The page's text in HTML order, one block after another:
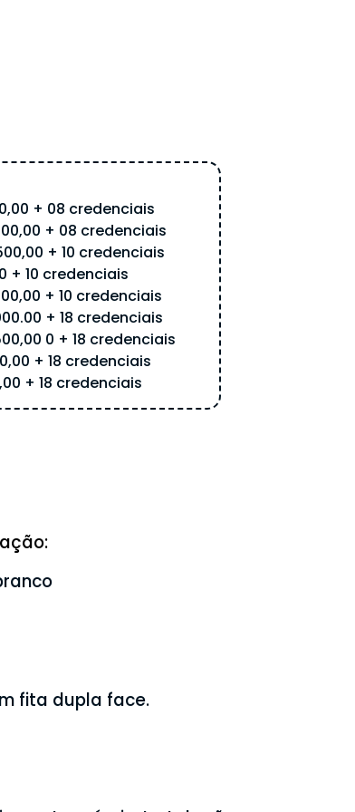
+ 08 credenciais
+ 08 credenciais
+ 10 credenciais
+ 10 credenciais
+ 10 credenciais
+ 18 credenciais
0 + 18 credenciais
+ 18 credenciais
+ 18 credenciais
fita dupla face.